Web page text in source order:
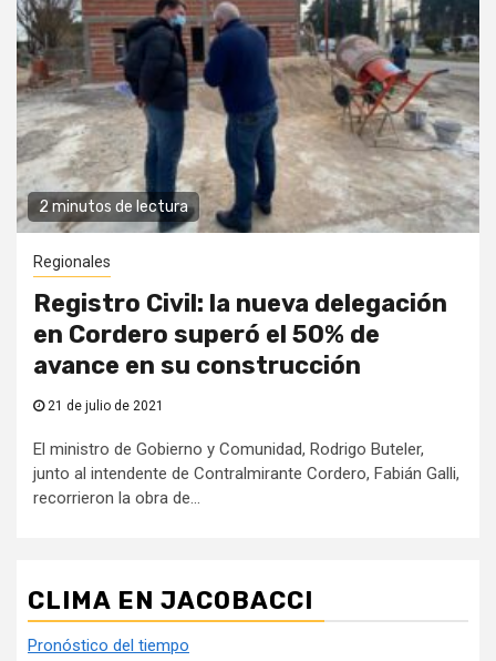
2 minutos de lectura
Regionales
Registro Civil: la nueva delegación
en Cordero superó el 50% de
avance en su construcción
21 de julio de 2021
El ministro de Gobierno y Comunidad, Rodrigo Buteler,
junto al intendente de Contralmirante Cordero, Fabián Galli,
recorrieron la obra de...
CLIMA EN JACOBACCI
Pronóstico del tiempo